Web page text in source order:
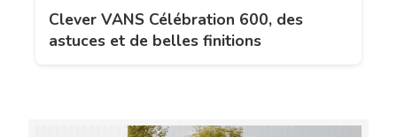
Clever VANS Célébration 600, des
astuces et de belles finitions